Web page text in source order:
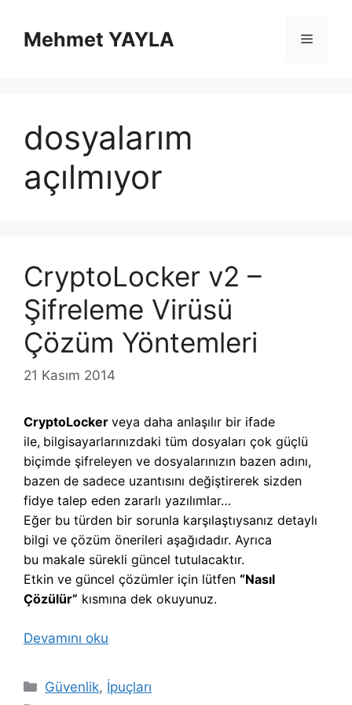
Mehmet YAYLA Menü
dosyalarım
açılmıyor
CryptoLocker v2 –
Şifreleme Virüsü
Çözüm Yöntemleri
21 Kasım 2014
CryptoLocker veya daha anlaşılır bir ifade
ile, bilgisayarlarınızdaki tüm dosyaları çok güçlü
biçimde şifreleyen ve dosyalarınızın bazen adını,
bazen de sadece uzantısını değiştirerek sizden
fidye talep eden zararlı yazılımlar…
Eğer bu türden bir sorunla karşılaştıysanız detaylı
bilgi ve çözüm önerileri aşağıdadır. Ayrıca
bu makale sürekli güncel tutulacaktır.
Etkin ve güncel çözümler için lütfen “Nasıl
Çözülür” kısmına dek okuyunuz.
Devamını oku
Kategoriler
Güvenlik, İpuçları